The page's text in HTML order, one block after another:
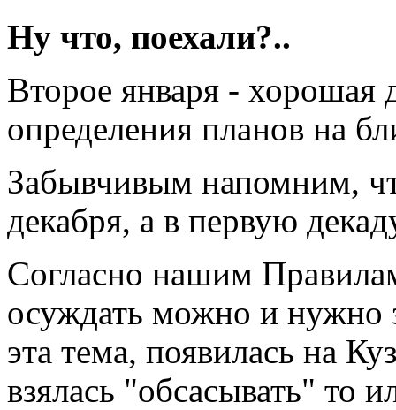
Ну что, поехали?..
Второе января - хорошая
определения планов на
Забывчивым напомним,
декабря, а в первую
Согласно нашим
осуждать можно и нужно
эта тема, появилась на
взялась "обсасывать" то